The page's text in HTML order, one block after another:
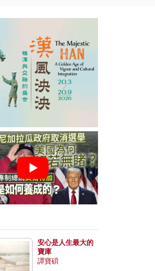
安心是人生最大的
寶庫
譚寶碩